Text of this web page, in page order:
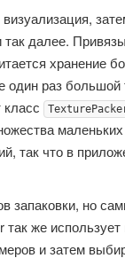
далее.
хранение
раз большой
так что в
запаковки, но
так же
и затем